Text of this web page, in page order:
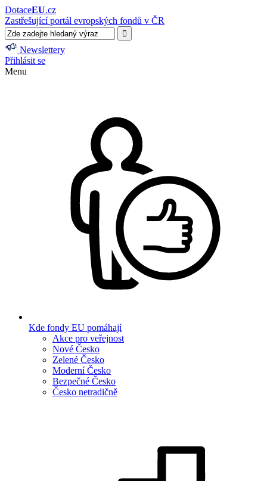
DotaceEU.cz
Zastřešující portál evropských fondů v ČR
Newslettery
Přihlásit se
Menu
Kde fondy EU pomáhají
Akce pro veřejnost
Nové Česko
Zelené Česko
Moderní Česko
Bezpečné Česko
Česko netradičně